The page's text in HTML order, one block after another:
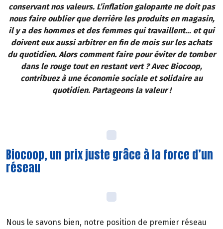
conservant nos valeurs. L’inflation galopante ne doit pas
nous faire oublier que derrière les produits en magasin,
il y a des hommes et des femmes qui travaillent… et qui
doivent eux aussi arbitrer en fin de mois sur les achats
du quotidien. Alors comment faire pour éviter de tomber
dans le rouge tout en restant vert ? Avec Biocoop,
contribuez à une économie sociale et solidaire au
quotidien. Partageons la valeur !
Biocoop, un prix juste grâce à la force d’un
réseau
Nous le savons bien, notre position de premier réseau